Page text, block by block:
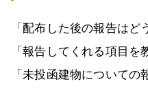
「配布した後の報告はど
「報告してくれる項目を
「未投函建物について